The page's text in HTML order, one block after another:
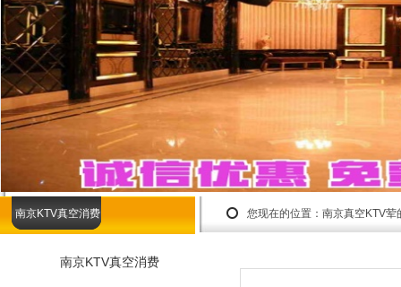
您现在的位置： 南京真空KTV荤
南京KTV真空消费
南京KTV真空消费